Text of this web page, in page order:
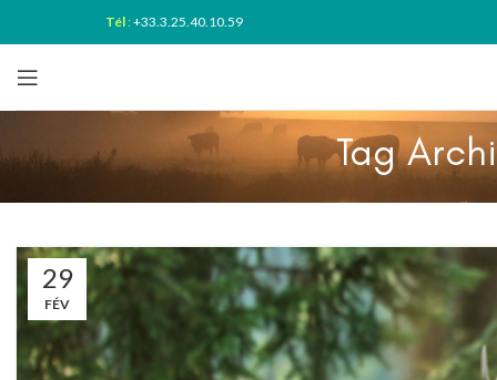
Tél:+33.3.25.40.10.59
Tag
29
FÉV